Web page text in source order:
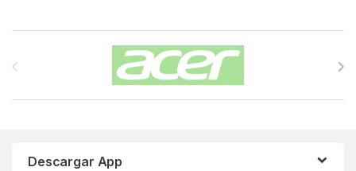
Carrusel de Marcas
Descargar App